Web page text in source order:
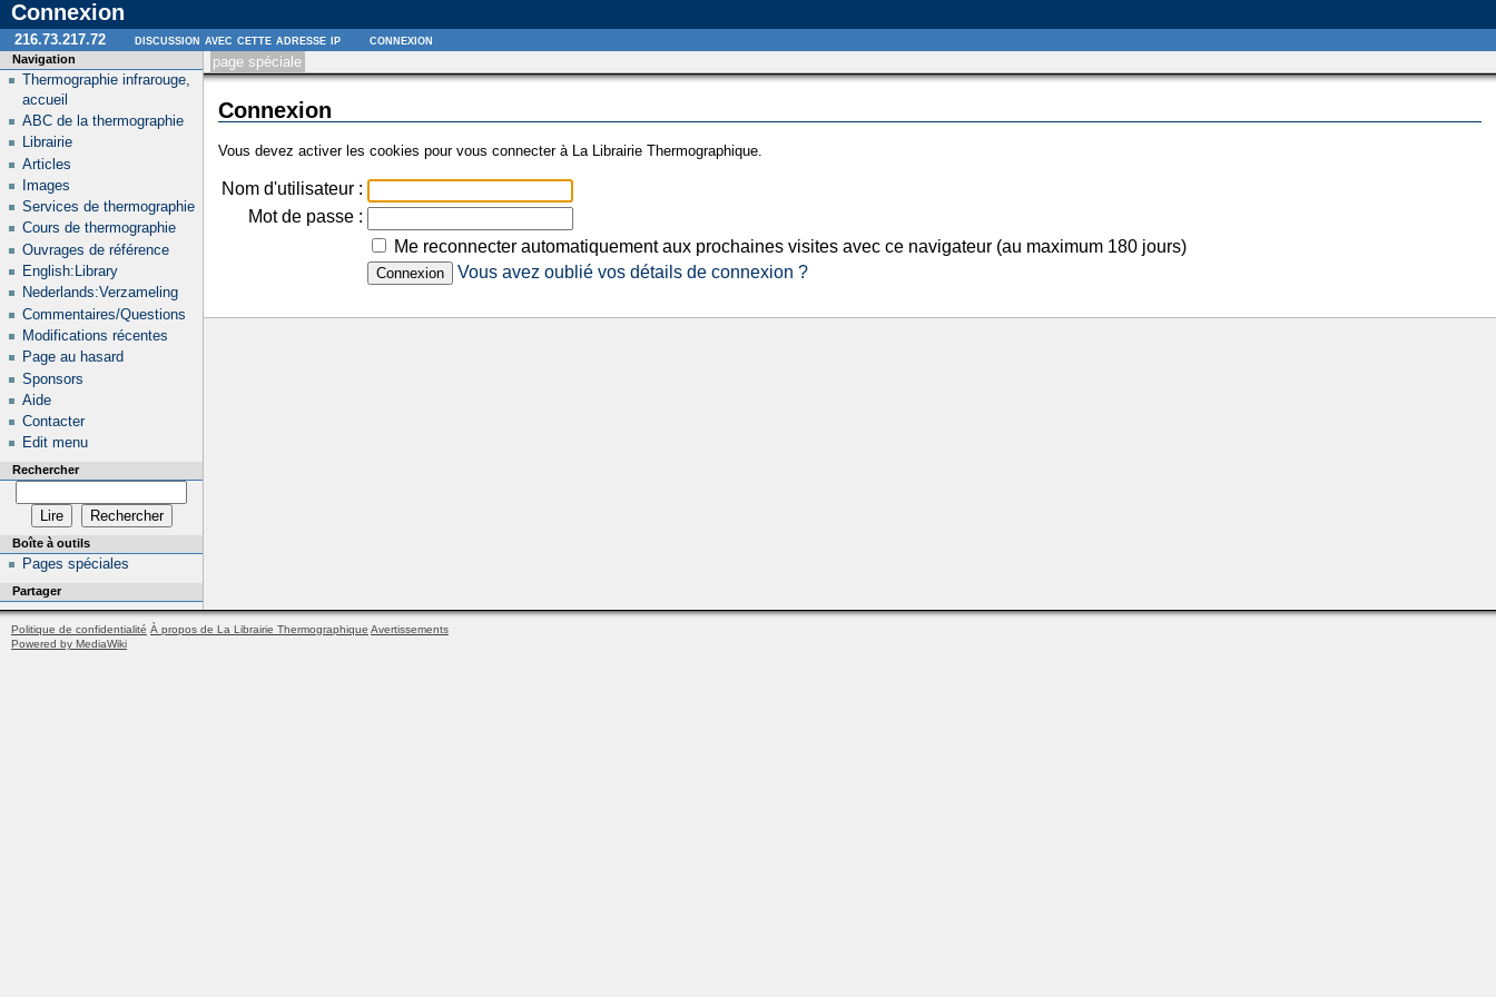
Connexion
page spéciale
Connexion
Vous devez activer les cookies pour vous connecter à La Librairie Thermographique.
Nom d'utilisateur :
Mot de passe :
Me reconnecter automatiquement aux prochaines visites avec ce navigateur (au maximum 180 jours)
Vous avez oublié vos détails de connexion ?
Navigation
Thermographie infrarouge,
accueil
ABC de la thermographie
Librairie
Articles
Images
Services de thermographie
Cours de thermographie
Ouvrages de référence
English:Library
Nederlands:Verzameling
Commentaires/Questions
Modifications récentes
Page au hasard
Sponsors
Aide
Contacter
Edit menu
Rechercher
Boîte à outils
Pages spéciales
Partager
216.73.217.72 discussion avec cette adresse ip connexion
Politique de confidentialité À propos de La Librairie Thermographique Avertissements
Powered by MediaWiki